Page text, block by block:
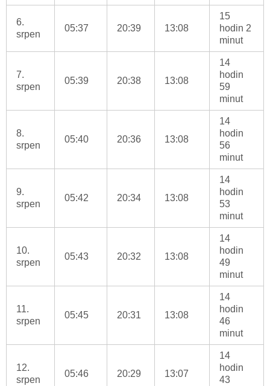
6.
srpen
05:37 20:39 13:08
15
hodin 2
minut
7.
srpen
05:39 20:38 13:08
14
hodin
59
minut
8.
srpen
05:40 20:36 13:08
14
hodin
56
minut
9.
srpen
05:42 20:34 13:08
14
hodin
53
minut
10.
srpen
05:43 20:32 13:08
14
hodin
49
minut
11.
srpen
05:45 20:31 13:08
14
hodin
46
minut
12.
srpen
05:46 20:29 13:07
14
hodin
43